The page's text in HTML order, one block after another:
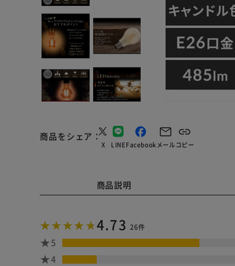
商品をシェア
X LINEFacebook メールコピー
商品説明
4.73 26件
5
4